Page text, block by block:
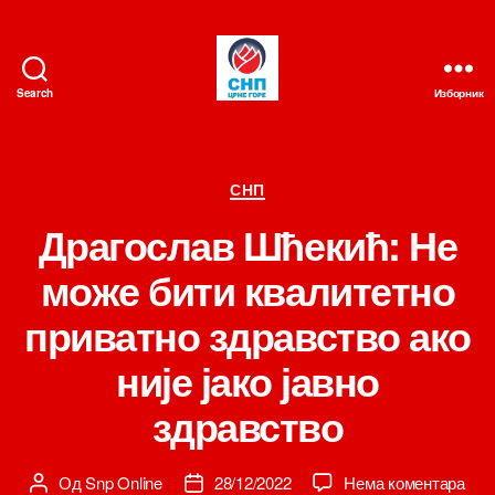
Search Изборник
Категорије
СНП
Драгослав Шћекић: Не
може бити квалитетно
приватно здравство ако
није јако јавно
здравство
Аутор
ОдSnp Online
Датум28/12/2022 Нема коментарана